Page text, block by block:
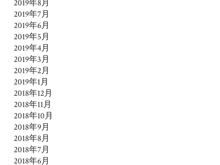
2019年8月
2019年7月
2019年6月
2019年5月
2019年4月
2019年3月
2019年2月
2019年1月
2018年12月
2018年11月
2018年10月
2018年9月
2018年8月
2018年7月
2018年6月